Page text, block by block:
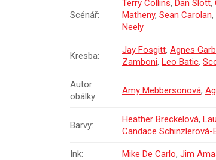
Scénář:
Terry Collins, Dan Slott,
Matheny, Sean Carolan,
Neely
Kresba:
Jay Fosgitt, Agnes
Zamboni, Leo Batic,
Autor
obálky:
Amy Mebbersonová,
Barvy:
Heather Breckelová,
Candace Schinzlerová-
Ink: Mike De Carlo, Jim